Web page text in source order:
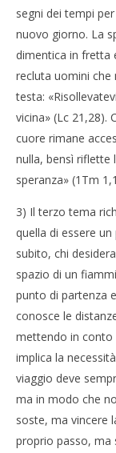
segni dei tempi
nuovo giorno. La
dimentica in fretta
recluta uomini che
testa:
vicina» (Lc 21,28).
cuore rimane
nulla, bensì riflette
speranza» (1Tm
3) Il terzo tema
quella di essere
subito, chi
spazio di un
punto di partenza
conosce le
mettendo in conto
implica la
viaggio deve
ma in modo che
soste, ma vincere
proprio passo, ma